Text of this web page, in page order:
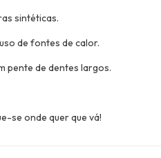
sintéticas.
de fontes de calor.
pente de dentes largos.
se onde quer que vá!